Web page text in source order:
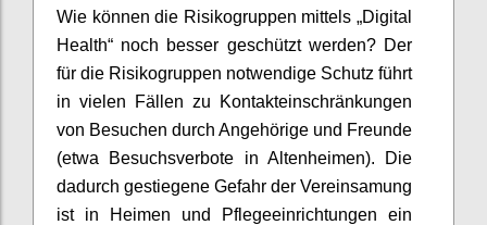
Wie können die Risikogruppen mittels „Digital
Health“ noch besser geschützt werden? Der
für die Risikogruppen notwendige Schutz führt
in vielen Fällen zu Kontakteinschränkungen
von Besuchen durch Angehörige und Freunde
(etwa Besuchsverbote in Altenheimen).
Die
dadurch gestiegene Gefahr der Vereinsamung
ist in Heimen und
Pflegeeinrichtungen ein